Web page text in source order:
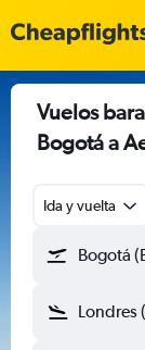
Vuelos
Bogotá a
Ida y vuelta
Bogotá
Londres